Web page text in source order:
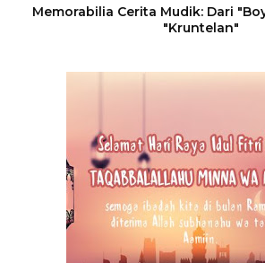
Memorabilia Cerita Mudik: Dari
"Kruntelan"